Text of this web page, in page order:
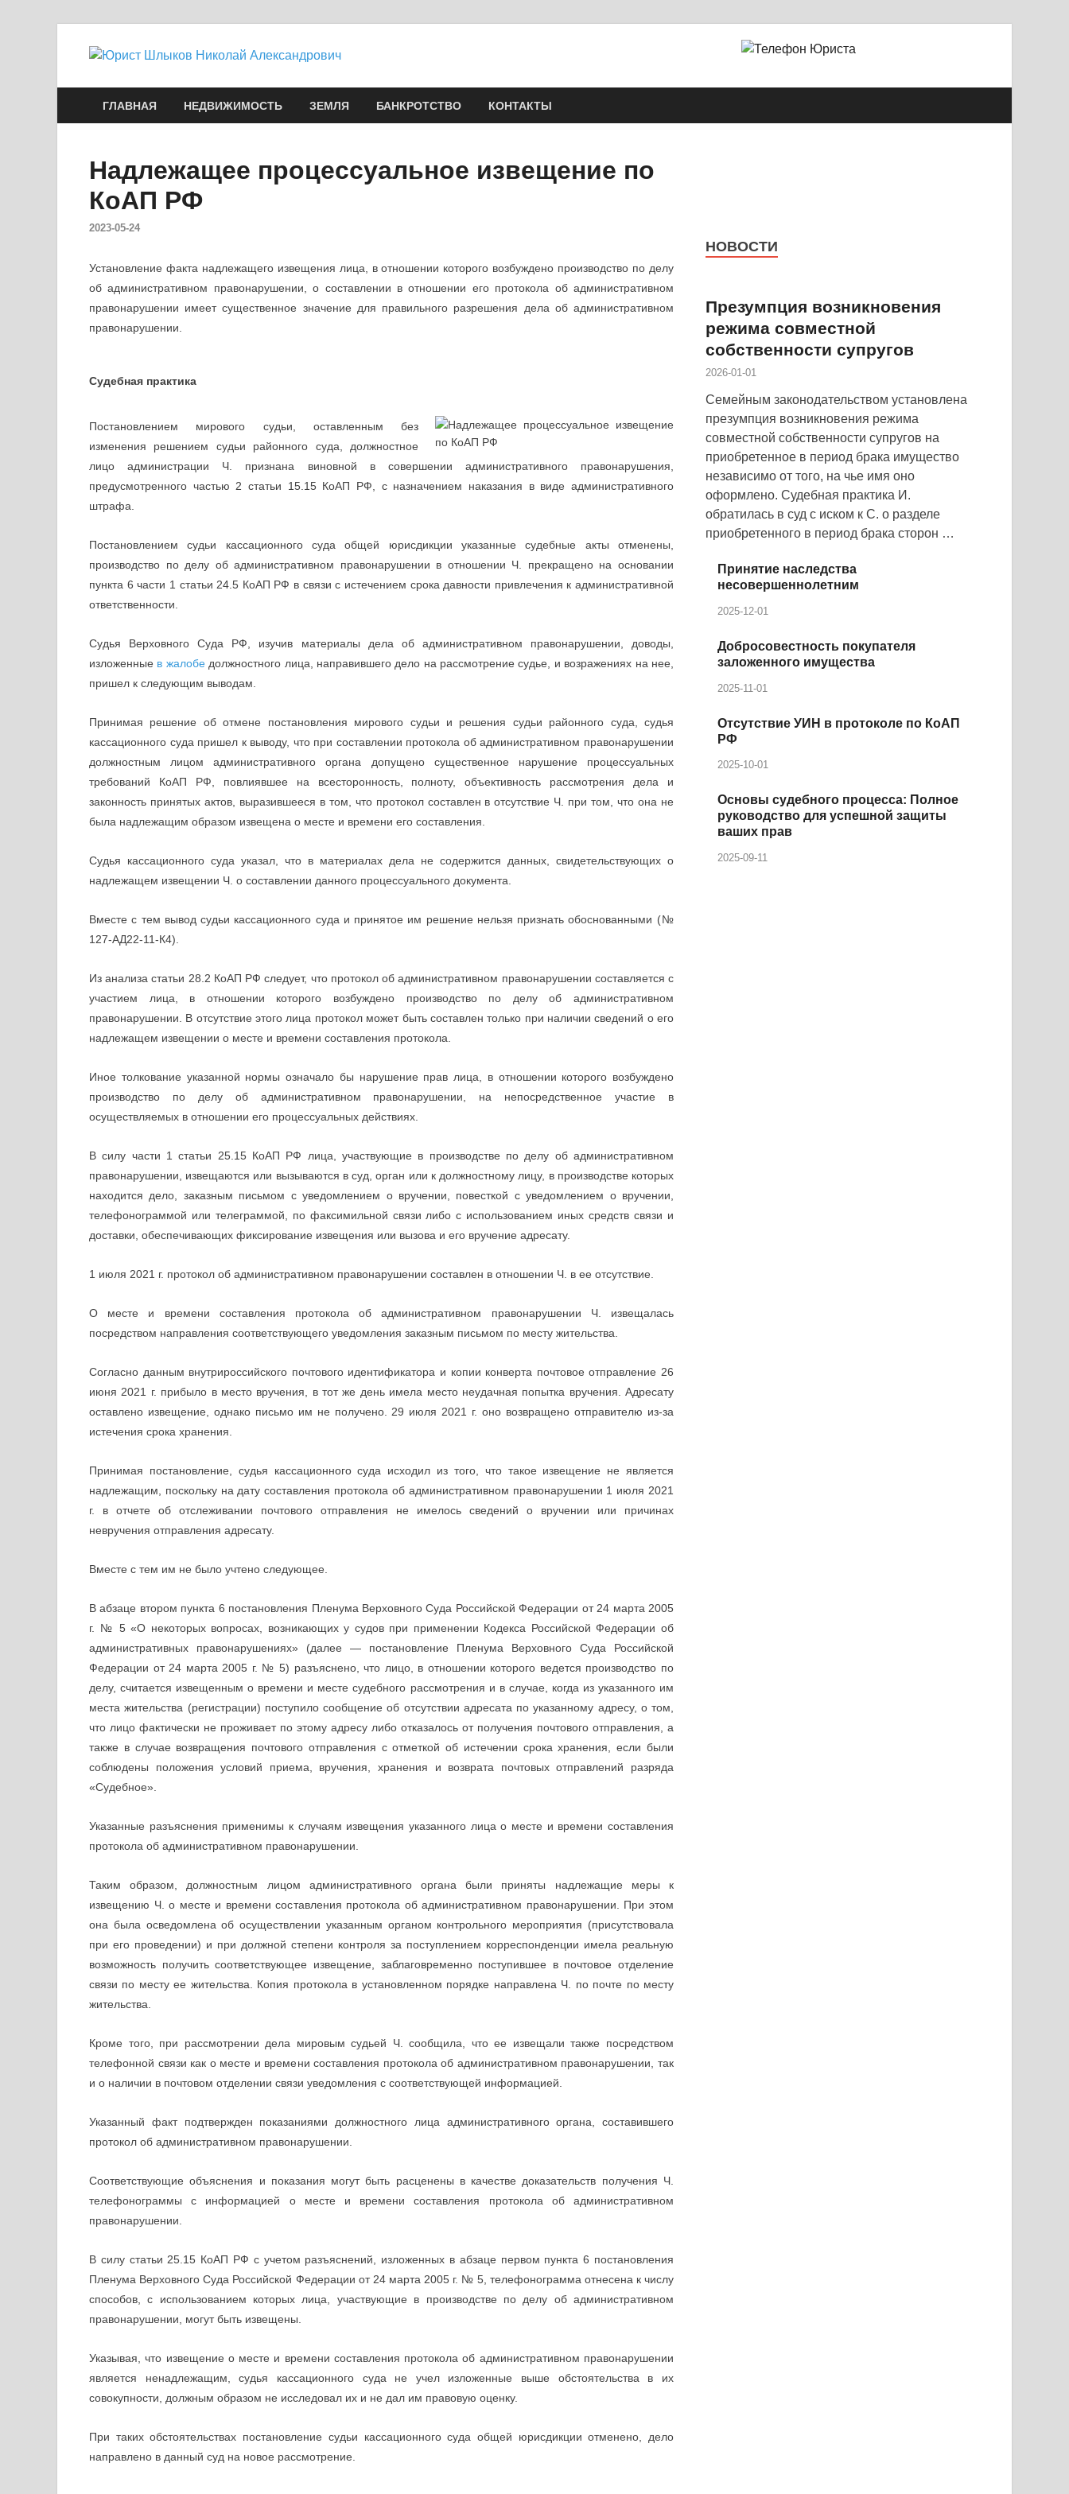
Юрист Шлыков Николай Александрович
ГЛАВНАЯ НЕДВИЖИМОСТЬ ЗЕМЛЯ БАНКРОТСТВО КОНТАКТЫ
Надлежащее процессуальное извещение по
КоАП РФ
2023-05-24
Установление факта надлежащего извещения лица, в отношении которого возбуждено производство по делу
об административном правонарушении, о составлении в отношении его протокола об административном
правонарушении имеет существенное значение для правильного разрешения дела об административном
правонарушении.
Судебная практика
Постановлением мирового судьи, оставленным без
изменения решением судьи районного суда, должностное
лицо администрации Ч. признана виновной в совершении административного правонарушения,
предусмотренного частью 2 статьи 15.15 КоАП РФ, с назначением наказания в виде административного
штрафа.
Постановлением судьи кассационного суда общей юрисдикции указанные судебные акты отменены,
производство по делу об административном правонарушении в отношении Ч. прекращено на основании
пункта 6 части 1 статьи 24.5 КоАП РФ в связи с истечением срока давности привлечения к административной
ответственности.
Судья Верховного Суда РФ, изучив материалы дела об административном правонарушении, доводы,
изложенные в жалобедолжностного лица, направившего дело на рассмотрение судье, и возражениях на нее,
пришел к следующим выводам.
Принимая решение об отмене постановления мирового судьи и решения судьи районного суда, судья
кассационного суда пришел к выводу, что при составлении протокола об административном правонарушении
должностным лицом административного органа допущено существенное нарушение процессуальных
требований КоАП РФ, повлиявшее на всесторонность, полноту, объективность рассмотрения дела и
законность принятых актов, выразившееся в том, что протокол составлен в отсутствие Ч. при том, что она не
была надлежащим образом извещена о месте и времени его составления.
Судья кассационного суда указал, что в материалах дела не содержится данных, свидетельствующих о
надлежащем извещении Ч. о составлении данного процессуального документа.
Вместе с тем вывод судьи кассационного суда и принятое им решение нельзя признать обоснованными (№
127-АД22-11-К4).
Из анализа статьи 28.2 КоАП РФ следует, что протокол об административном правонарушении составляется с
участием лица, в отношении которого возбуждено производство по делу об административном
правонарушении. В отсутствие этого лица протокол может быть составлен только при наличии сведений о его
надлежащем извещении о месте и времени составления протокола.
Иное толкование указанной нормы означало бы нарушение прав лица, в отношении которого возбуждено
производство по делу об административном правонарушении, на непосредственное участие в
осуществляемых в отношении его процессуальных действиях.
В силу части 1 статьи 25.15 КоАП РФ лица, участвующие в производстве по делу об административном
правонарушении, извещаются или вызываются в суд, орган или к должностному лицу, в производстве которых
находится дело, заказным письмом с уведомлением о вручении, повесткой с уведомлением о вручении,
телефонограммой или телеграммой, по факсимильной связи либо с использованием иных средств связи и
доставки, обеспечивающих фиксирование извещения или вызова и его вручение адресату.
1 июля 2021 г. протокол об административном правонарушении составлен в отношении Ч. в ее отсутствие.
О месте и времени составления протокола об административном правонарушении Ч. извещалась
посредством направления соответствующего уведомления заказным письмом по месту жительства.
Согласно данным внутрироссийского почтового идентификатора и копии конверта почтовое отправление 26
июня 2021 г. прибыло в место вручения, в тот же день имела место неудачная попытка вручения. Адресату
оставлено извещение, однако письмо им не получено. 29 июля 2021 г. оно возвращено отправителю из-за
истечения срока хранения.
Принимая постановление, судья кассационного суда исходил из того, что такое извещение не является
надлежащим, поскольку на дату составления протокола об административном правонарушении 1 июля 2021
г. в отчете об отслеживании почтового отправления не имелось сведений о вручении или причинах
невручения отправления адресату.
Вместе с тем им не было учтено следующее.
В абзаце втором пункта 6 постановления Пленума Верховного Суда Российской Федерации от 24 марта 2005
г. № 5 «О некоторых вопросах, возникающих у судов при применении Кодекса Российской Федерации об
административных правонарушениях» (далее — постановление Пленума Верховного Суда Российской
Федерации от 24 марта 2005 г. № 5) разъяснено, что лицо, в отношении которого ведется производство по
делу, считается извещенным о времени и месте судебного рассмотрения и в случае, когда из указанного им
места жительства (регистрации) поступило сообщение об отсутствии адресата по указанному адресу, о том,
что лицо фактически не проживает по этому адресу либо отказалось от получения почтового отправления, а
также в случае возвращения почтового отправления с отметкой об истечении срока хранения, если были
соблюдены положения условий приема, вручения, хранения и возврата почтовых отправлений разряда
«Судебное».
Указанные разъяснения применимы к случаям извещения указанного лица о месте и времени составления
протокола об административном правонарушении.
Таким образом, должностным лицом административного органа были приняты надлежащие меры к
извещению Ч. о месте и времени составления протокола об административном правонарушении. При этом
она была осведомлена об осуществлении указанным органом контрольного мероприятия (присутствовала
при его проведении) и при должной степени контроля за поступлением корреспонденции имела реальную
возможность получить соответствующее извещение, заблаговременно поступившее в почтовое отделение
связи по месту ее жительства. Копия протокола в установленном порядке направлена Ч. по почте по месту
жительства.
Кроме того, при рассмотрении дела мировым судьей Ч. сообщила, что ее извещали также посредством
телефонной связи как о месте и времени составления протокола об административном правонарушении, так
и о наличии в почтовом отделении связи уведомления с соответствующей информацией.
Указанный факт подтвержден показаниями должностного лица административного органа, составившего
протокол об административном правонарушении.
Соответствующие объяснения и показания могут быть расценены в качестве доказательств получения Ч.
телефонограммы с информацией о месте и времени составления протокола об административном
правонарушении.
В силу статьи 25.15 КоАП РФ с учетом разъяснений, изложенных в абзаце первом пункта 6 постановления
Пленума Верховного Суда Российской Федерации от 24 марта 2005 г. № 5, телефонограмма отнесена к числу
способов, с использованием которых лица, участвующие в производстве по делу об административном
правонарушении, могут быть извещены.
Указывая, что извещение о месте и времени составления протокола об административном правонарушении
является ненадлежащим, судья кассационного суда не учел изложенные выше обстоятельства в их
совокупности, должным образом не исследовал их и не дал им правовую оценку.
При таких обстоятельствах постановление судьи кассационного суда общей юрисдикции отменено, дело
направлено в данный суд на новое рассмотрение.
НОВОСТИ
Презумпция возникновения
режима совместной
собственности супругов
2026-01-01
Семейным законодательством установлена
презумпция возникновения режима
совместной собственности супругов на
приобретенное в период брака имущество
независимо от того, на чье имя оно
оформлено. Судебная практика И.
обратилась в суд с иском к С. о разделе
приобретенного в период брака сторон …
Принятие наследства
несовершеннолетним
2025-12-01
Добросовестность покупателя
заложенного имущества
2025-11-01
Отсутствие УИН в протоколе по КоАП
РФ
2025-10-01
Основы судебного процесса: Полное
руководство для успешной защиты
ваших прав
2025-09-11